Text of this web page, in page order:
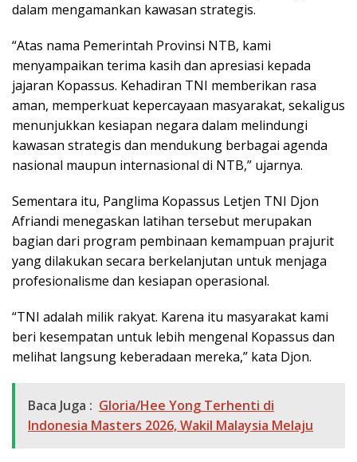
dalam mengamankan kawasan strategis.
“Atas nama Pemerintah Provinsi NTB, kami
menyampaikan terima kasih dan apresiasi kepada
jajaran Kopassus. Kehadiran TNI memberikan rasa
aman, memperkuat kepercayaan masyarakat, sekaligus
menunjukkan kesiapan negara dalam melindungi
kawasan strategis dan mendukung berbagai agenda
nasional maupun internasional di NTB,” ujarnya.
Sementara itu, Panglima Kopassus Letjen TNI Djon
Afriandi menegaskan latihan tersebut merupakan
bagian dari program pembinaan kemampuan prajurit
yang dilakukan secara berkelanjutan untuk menjaga
profesionalisme dan kesiapan operasional.
“TNI adalah milik rakyat. Karena itu masyarakat kami
beri kesempatan untuk lebih mengenal Kopassus dan
melihat langsung keberadaan mereka,” kata Djon.
Baca Juga : Gloria/Hee Yong Terhenti di
Indonesia Masters 2026, Wakil Malaysia Melaju